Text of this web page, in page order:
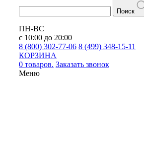
Поиск
ПН-ВС
с 10:00 до 20:00
8 (800) 302-77-06 8 (499) 348-15-11
КОРЗИНА
0 товаров. Заказать звонок
Меню